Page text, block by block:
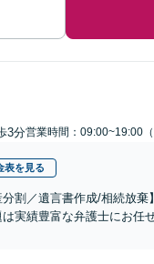
3分営業時間：09:00~19:00（
表を見る
分割／遺言書作成/相続放
実績豊富な弁護士にお